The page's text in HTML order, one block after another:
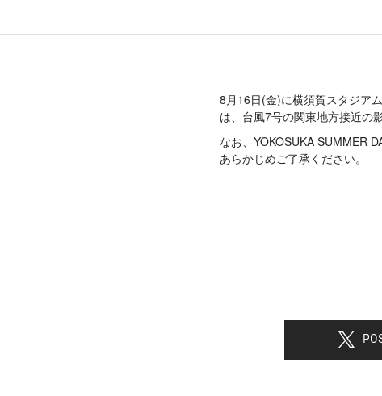
8月16日(金)に横須賀スタジア
は、台風7号の関東地方接近の
なお、YOKOSUKA SUMMER
あらかじめご了承ください。